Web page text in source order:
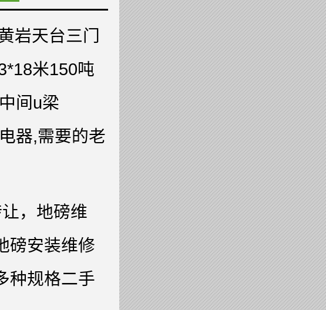
岩天台三门
米150吨
间u梁
器,需要的老
，地磅维
磅安装维修
种规格二手